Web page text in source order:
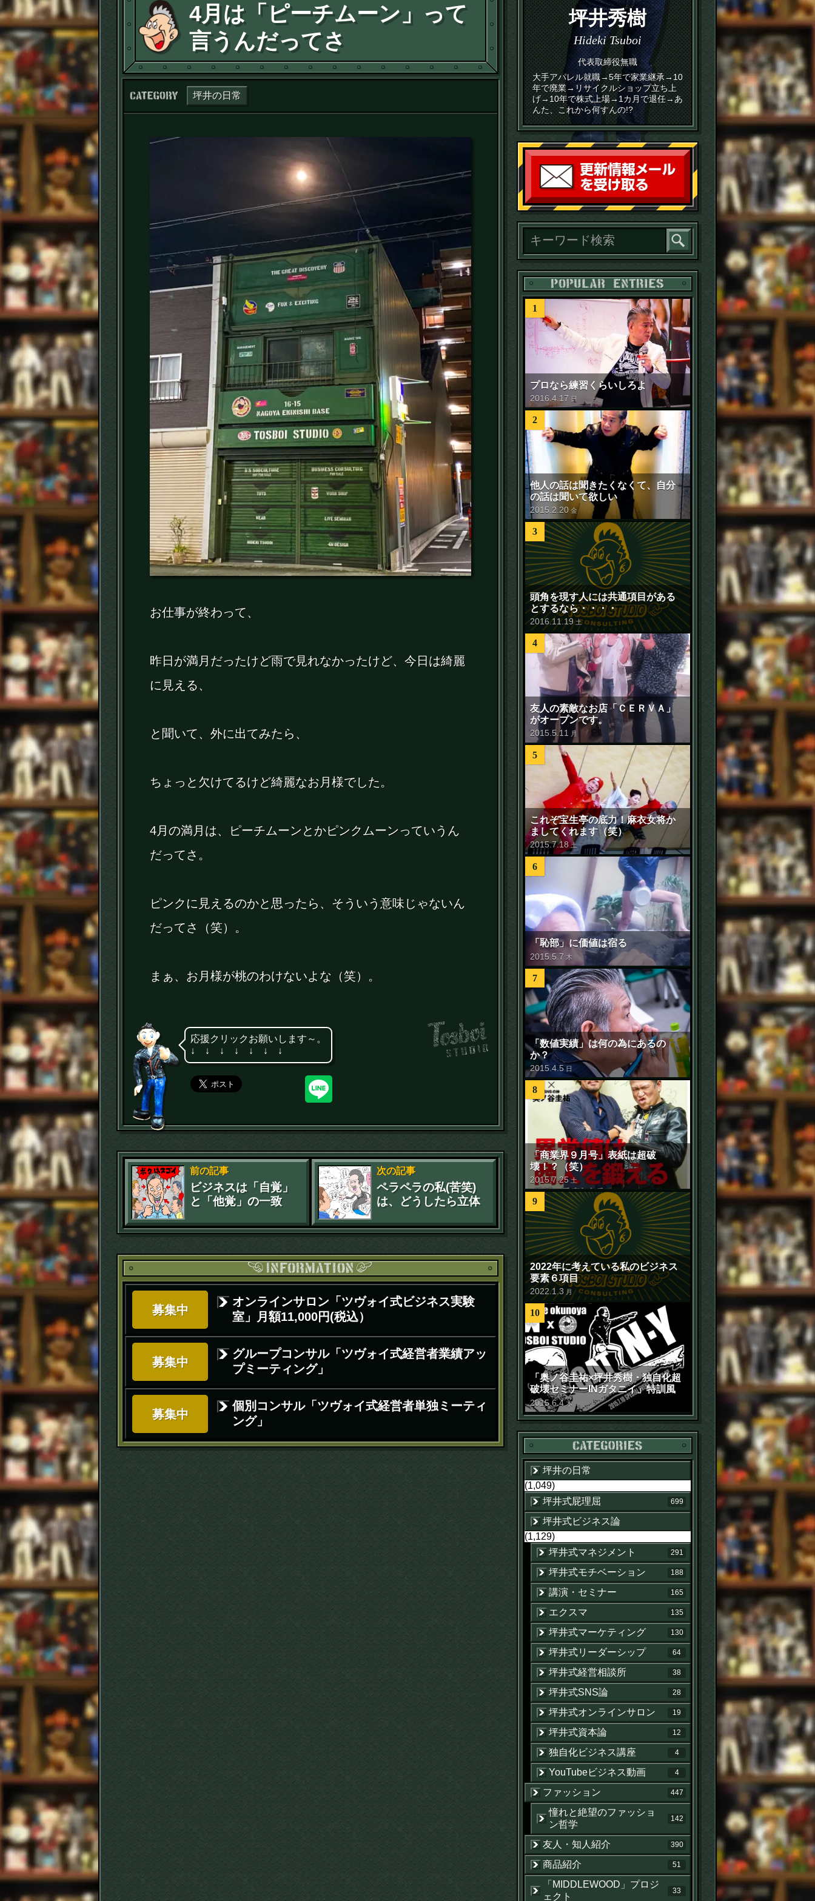
4月は「ピーチムーン」って
言うんだってさ
カテゴリー：
坪井の日常
お仕事が終わって、
昨日が満月だったけど雨で見れなかったけど、今日は綺麗
に見える、
と聞いて、外に出てみたら、
ちょっと欠けてるけど綺麗なお月様でした。
4月の満月は、ピーチムーンとかピンクムーンっていうん
だってさ。
ピンクに見えるのかと思ったら、そういう意味じゃないん
だってさ（笑）。
まぁ、お月様が桃のわけないよな（笑）。
応援クリックお願いします～。
↓ ↓ ↓ ↓ ↓ ↓ ↓
前の記事
ビジネスは「自覚」
と「他覚」の一致
次の記事
ペラペラの私(苦笑)
は、どうしたら立体
か？の考察
お知らせ
募集中
オンラインサロン「ツヴォイ式ビジネス実験
室」月額11,000円(税込）
募集中
グループコンサル「ツヴォイ式経営者業績アッ
プミーティング」
募集中
個別コンサル「ツヴォイ式経営者単独ミーティ
ング」
坪井秀樹
Hideki Tsuboi
代表取締役無職
大手アパレル就職→5年で家業継承→10
年で廃業→リサイクルショップ立ち上
げ→10年で株式上場→1カ月で退任→あ
んた、これから何すんの!?
読者登録
POPULAR ENTRIES
1
プロなら練習くらいしろよ
2016 .4.17 日
2
他人の話は聞きたくなくて、自分
の話は聞いて欲しい
2015 2 20 金
3
頭角を現す人には共通項目がある
とするなら・・・・
2016.11.19 土
4
友人の素敵なお店「ＣＥＲＶＡ」
がオープンです。
2015 5.11 月
5
これぞ宝生亭の底力！麻衣女将か
ましてくれます（笑）
2015.7.18 土
6
「恥部」に価値は宿る
2015 .5 .7 木
7
「数値実績」は何の為にあるの
か？
2015 .4.5 日
8
「商業界９月号」表紙は超破
壊！？（笑）
2015.7.25 土
9
2022年に考えている私のビジネス
要素６項目
2022.1 .3 月
10
「奥ノ谷圭祐×坪井秀樹・独自化超
破壊セミナーINガタニイ」特訓風
景動画（苦笑）
2015.6.4 木
カテゴリー
坪井の日常
(1,049)
坪井式屁理屈
699
坪井式ビジネス論
(1,129)
坪井式マネジメント
291
坪井式モチベーション 188
講演・セミナー 165
エクスマ 135
坪井式マーケティング 130
坪井式リーダーシップ 64
坪井式経営相談所 38
坪井式SNS論 28
坪井式オンラインサロン 19
坪井式資本論 12
独自化ビジネス講座 4
YouTubeビジネス動画 4
ファッション 447
憧れと絶望のファッショ
ン哲学
142
友人・知人紹介 390
商品紹介 51
「MIDDLEWOOD」プロジ
ェクト
33